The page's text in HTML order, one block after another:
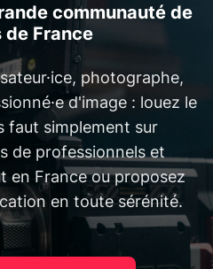
communauté de
France
photographe,
d'image : louez le
faut simplement sur
de professionnels et
en France ou proposez
en toute sérénité.